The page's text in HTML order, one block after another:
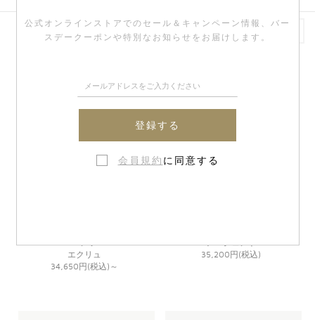
エクリュ
34,650円(税込) ～
35,200円(税込)
公式オンラインストアでのセール＆キャンペーン情報、 バー
スデークーポンや特別なお知らせをお届けします。
登録する
会員規約 に同意する